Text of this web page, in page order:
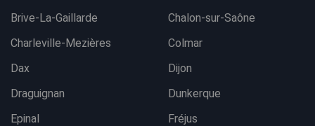
Brive-La-Gaillarde
Chalon-sur-Saône
Charleville-Mezières
Colmar
Dax
Dijon
Draguignan
Dunkerque
Epinal
Fréjus